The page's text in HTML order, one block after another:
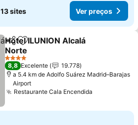
13 sites Ver preços
PartilharAdicionar aos favoritos
Hotel ILUNION Alcalá
Norte
4 Estrelas
8,8 Excelente
19.778
a 5.4 km de Adolfo Suárez Madrid–Barajas
Airport
Restaurante Cala Encendida